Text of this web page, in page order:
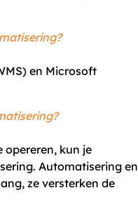
en Microsoft
opereren, kun je
Automatisering en
ze versterken de